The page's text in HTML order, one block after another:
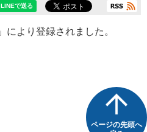
」により登録されました。
ページの先頭へ